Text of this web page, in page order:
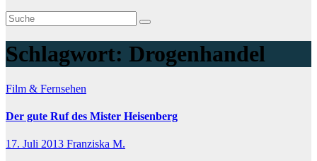
Schlagwort: Drogenhandel
Film & Fernsehen
Der gute Ruf des Mister Heisenberg
17. Juli 2013 Franziska M.